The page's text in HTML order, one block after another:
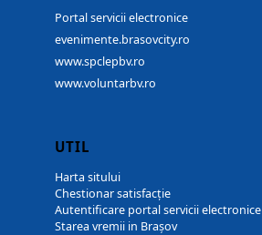
Portal servicii electronice
evenimente.brasovcity.ro
www.spclepbv.ro
www.voluntarbv.ro
UTIL
Harta sitului
Chestionar satisfacție
Autentificare portal servicii electronice
Starea vremii in Brașov